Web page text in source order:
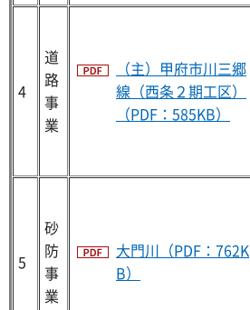
4
道
路
事
業
（主）甲府市川三郷
線（西条２期工区）
（PDF：585KB）
5
砂
防
事
業
大門川（PDF：762K
B）